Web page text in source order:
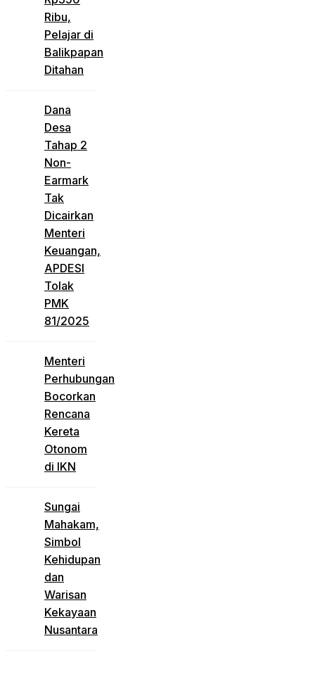
Ribu,
Pelajar di
Balikpapan
Ditahan
Dana
Desa
Tahap 2
Non-
Earmark
Tak
Dicairkan
Menteri
Keuangan,
APDESI
Tolak
PMK
81/2025
Menteri
Perhubungan
Bocorkan
Rencana
Kereta
Otonom
di IKN
Sungai
Mahakam,
Simbol
Kehidupan
dan
Warisan
Kekayaan
Nusantara